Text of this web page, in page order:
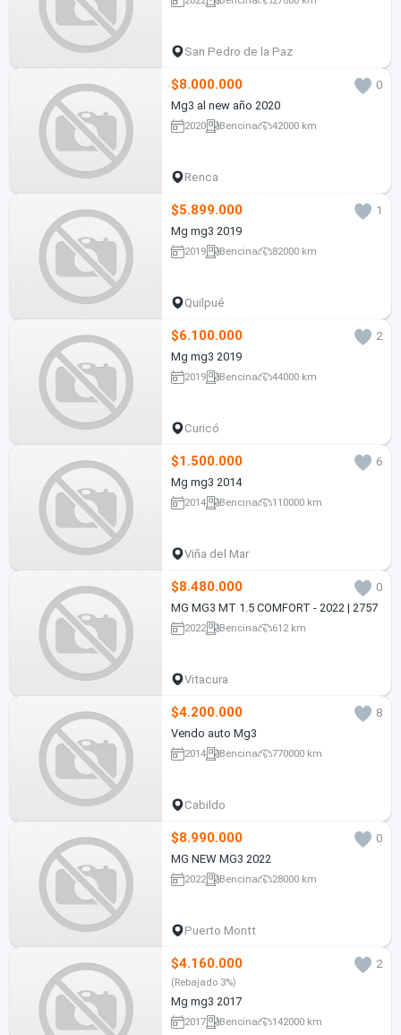
San Pedro de la Paz
$8.000.000
0
Mg3 al new año 2020
2020 Bencina 42000 km
Renca
$5.899.000
1
Mg mg3 2019
2019 Bencina 82000 km
Quilpué
$6.100.000
2
Mg mg3 2019
2019 Bencina 44000 km
Curicó
$1.500.000
6
Mg mg3 2014
2014 Bencina 110000 km
Viña del Mar
$8.480.000
0
MG MG3 MT 1.5 COMFORT - 2022 | 2757
2022 Bencina 612 km
Vitacura
$4.200.000
8
Vendo auto Mg3
2014 Bencina 770000 km
Cabildo
$8.990.000
0
MG NEW MG3 2022
2022 Bencina 28000 km
Puerto Montt
$4.160.000 2
(Rebajado 3%)
Mg mg3 2017
2017 Bencina 142000 km